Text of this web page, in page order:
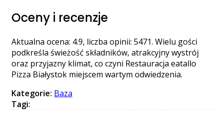
Oceny i recenzje
Aktualna ocena: 4.9, liczba opinii: 5471. Wielu gości
podkreśla świeżość składników, atrakcyjny wystrój
oraz przyjazny klimat, co czyni Restauracja eatallo
Pizza Białystok miejscem wartym odwiedzenia.
Kategorie: Baza
Tagi: